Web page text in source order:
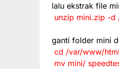
lalu ekstrak file
unzip mini.zip -
ganti folder mini
cd /var/www/
mv mini/